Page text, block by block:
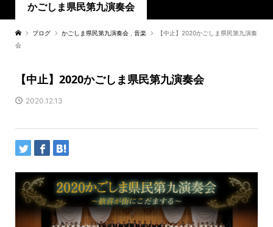
かごしま県民第九演奏会
ブログ かごしま県民第九演奏会 音楽
【中止】2020かごしま県民第九演奏
会
【中止】2020かごしま県民第九演奏会
2020.12.13